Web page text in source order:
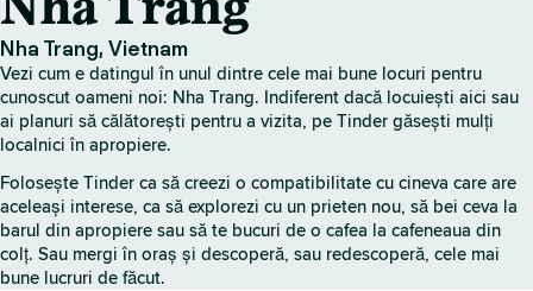
n
e
r
Nha Trang, Vietnam
Vezi cum e datingul în unul dintre cele mai bune locuri pentru
cunoscut oameni noi: Nha Trang. Indiferent dacă locuiești aici sau
ai planuri să călătorești pentru a vizita, pe Tinder găsești mulți
localnici în apropiere.
Folosește Tinder ca să creezi o compatibilitate cu cineva care are
aceleași interese, ca să explorezi cu un prieten nou, să bei ceva la
barul din apropiere sau să te bucuri de o cafea la cafeneaua din
colț. Sau mergi în oraș și descoperă, sau redescoperă, cele mai
bune lucruri de făcut.